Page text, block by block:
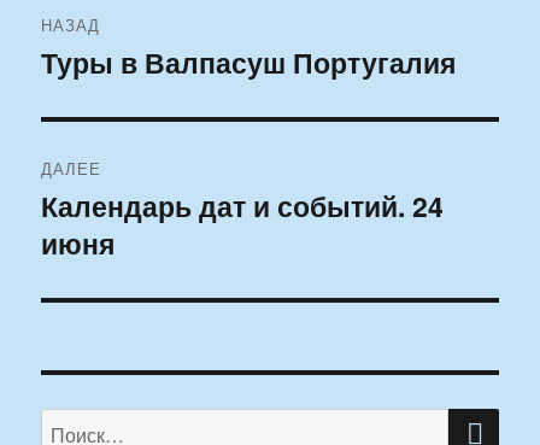
по
НАЗАД
Предыдущая
Туры в Валпасуш Португалия
ДАЛЕЕ
Следующая
запись:
Календарь дат и событий. 24
июня
Искать: